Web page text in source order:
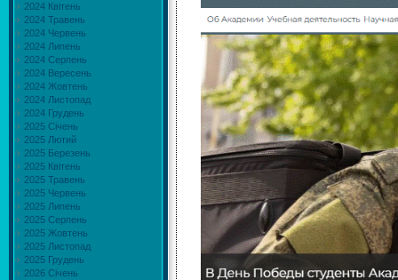
2024 Квітень
2024 Травень
2024 Червень
2024 Липень
2024 Серпень
2024 Вересень
2024 Жовтень
2024 Листопад
2024 Грудень
2025 Січень
2025 Лютий
2025 Березень
2025 Квітень
2025 Травень
2025 Червень
2025 Липень
2025 Серпень
2025 Жовтень
2025 Листопад
2025 Грудень
2026 Січень